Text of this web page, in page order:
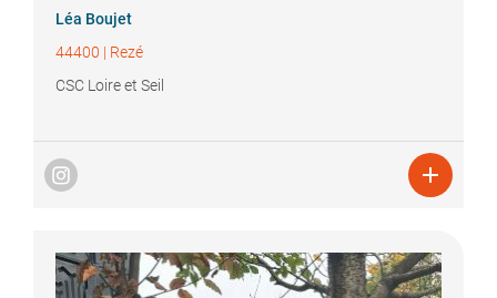
Léa Boujet
44400 | Rezé
CSC Loire et Seil
